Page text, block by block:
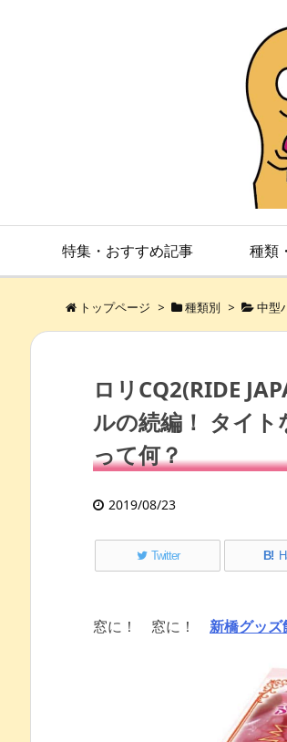
特集・おすすめ記事 種類
トップページ > 種類別 > 中型
ロリCQ2(RIDE
ルの続編！ タイ
って何？
2019/08/23
Twitter B!
窓に！ 窓に！ 新橋グッズ